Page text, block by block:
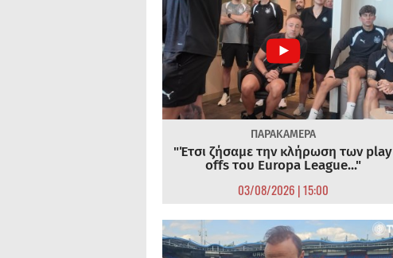
ΠΑΡΑΚΑΜΕΡΑ
"Έτσι ζήσαμε την κλήρωση των play
offs του Europa League..."
03/08/2026 | 15:00